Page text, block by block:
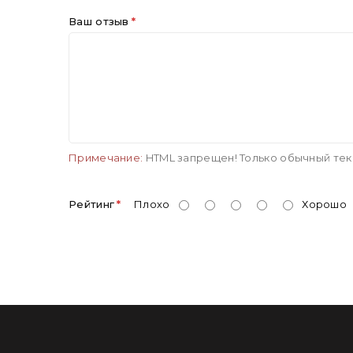
Ваш отзыв
Примечание: HTML запрещен! Только обычный
Рейтинг Плохо Хорошо